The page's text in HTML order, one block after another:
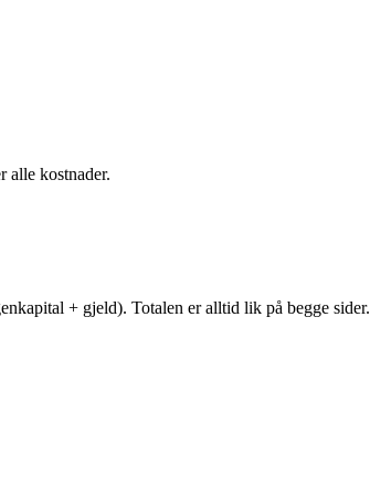
alle kostnader.
+ gjeld). Totalen er alltid lik på begge sider.